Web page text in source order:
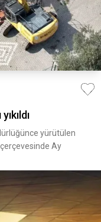
yürütülen
çerçevesinde Ay